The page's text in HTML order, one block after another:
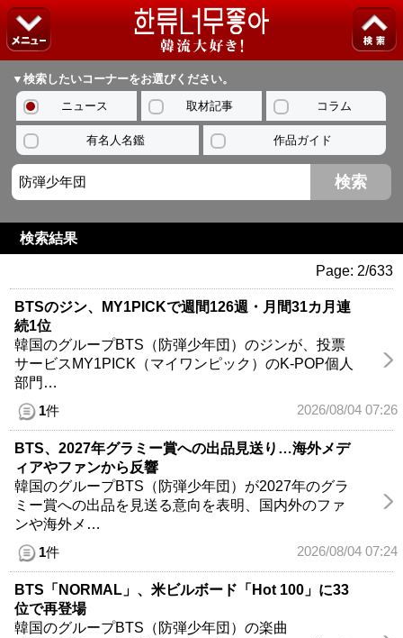
▼検索したいコーナーをお選びください。
ニュース
取材記事 コラム
有名人名鑑 作品ガイド
検索結果
Page: 2/633
BTSのジン、MY1PICKで週間126週・月間31カ月連
続1位
韓国のグループBTS（防弾少年団）のジンが、投票
サービスMY1PICK（マイワンピック）のK-POP個人
部門…
2026/08/04 07:26
1件
BTS、2027年グラミー賞への出品見送り…海外メデ
ィアやファンから反響
韓国のグループBTS（防弾少年団）が2027年のグラ
ミー賞への出品を見送る意向を表明、国内外のファ
ンや海外メ…
2026/08/04 07:24
1件
BTS「NORMAL」、米ビルボード「Hot 100」に33
位で再登場
韓国のグループBTS（防弾少年団）の楽曲